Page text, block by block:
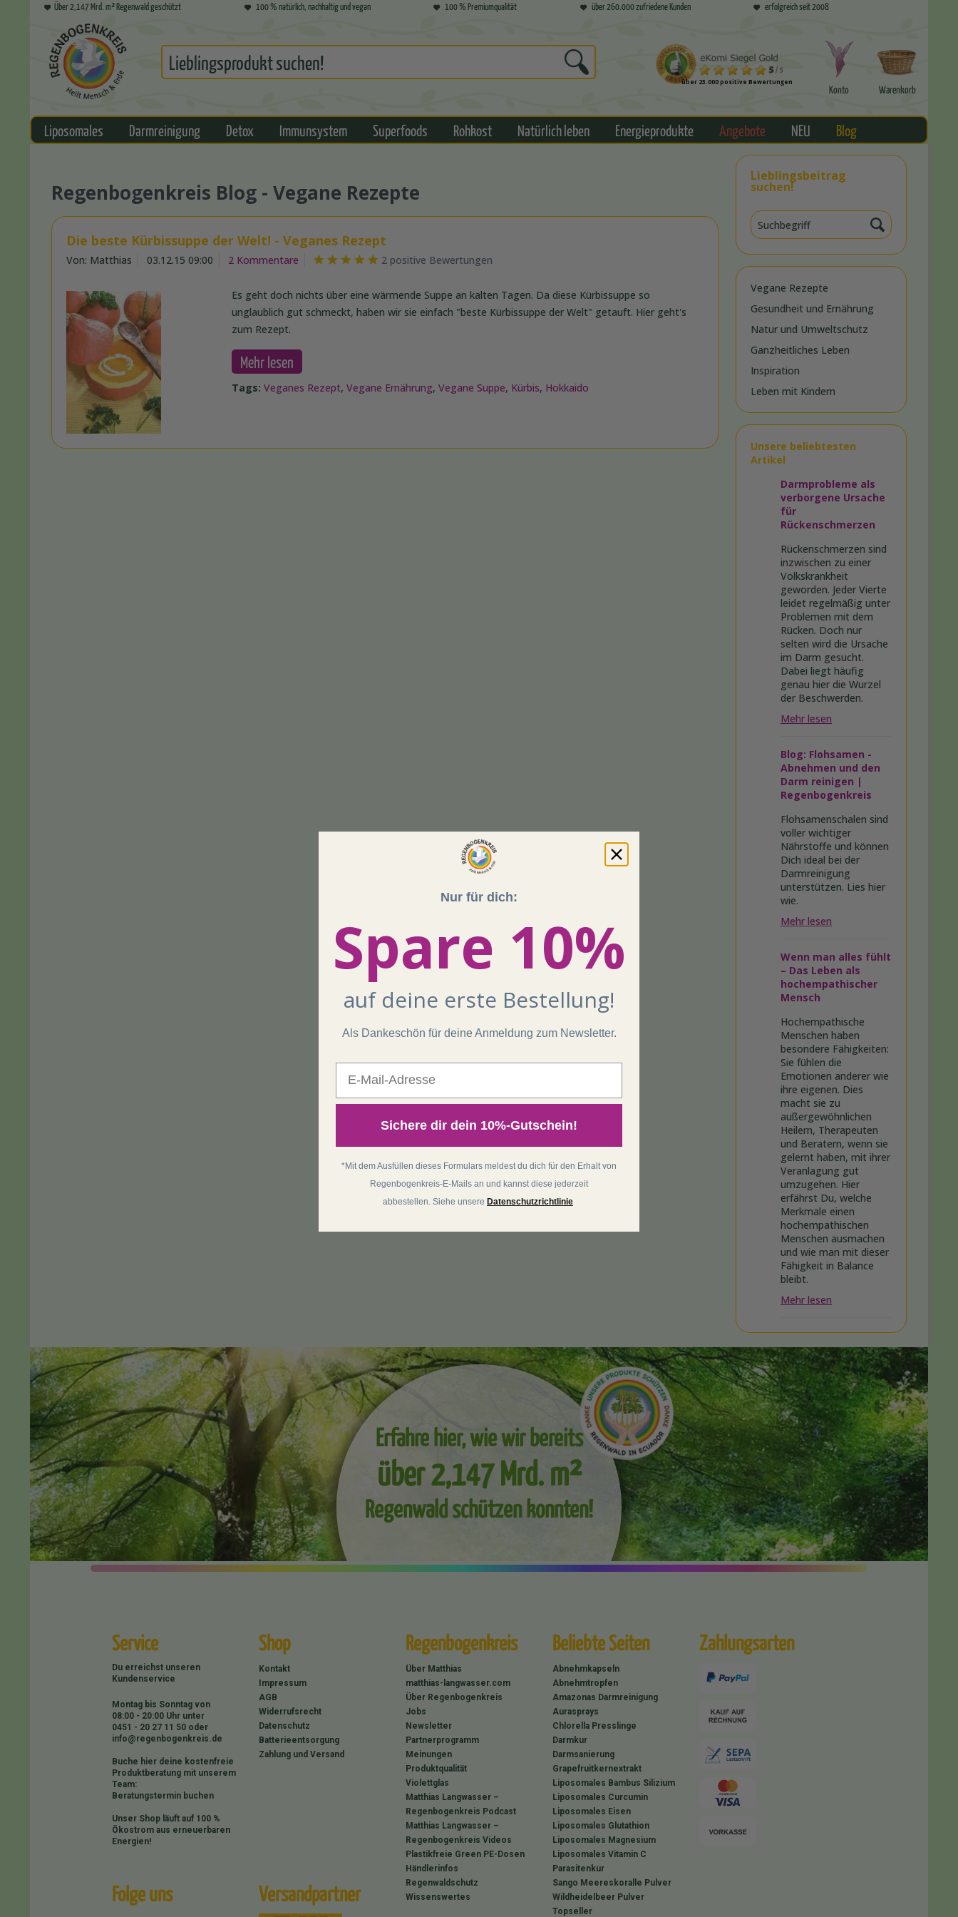
Über 2,147 Mrd. m² Regenwald geschützt 100 % natürlich, nachhaltig und vegan 100 % Premiumqualität über 260.000 zufriedene Kunden erfolgreich seit 2008
über 23.000 positive Bewertungen
Konto Warenkorb
Liposomales Darmreinigung Detox Immunsystem Superfoods Rohkost Natürlich leben Energieprodukte Angebote NEU Blog
Lieblingsbeitrag
suchen!
Vegane Rezepte
Gesundheit und Ernährung
Natur und Umweltschutz
Ganzheitliches Leben
Inspiration
Leben mit Kindern
Unsere beliebtesten
Artikel
Darmprobleme als
verborgene Ursache
für
Rückenschmerzen
Rückenschmerzen sind
inzwischen zu einer
Volkskrankheit
geworden. Jeder Vierte
leidet regelmäßig unter
Problemen mit dem
Rücken. Doch nur
selten wird die Ursache
im Darm gesucht.
Dabei liegt häufig
genau hier die Wurzel
der Beschwerden.
Mehr lesen
Blog: Flohsamen -
Abnehmen und den
Darm reinigen |
Regenbogenkreis
Flohsamenschalen sind
voller wichtiger
Nährstoffe und können
Dich ideal bei der
Darmreinigung
unterstützen. Lies hier
wie.
Mehr lesen
Wenn man alles fühlt
– Das Leben als
hochempathischer
Mensch
Hochempathische
Menschen haben
besondere Fähigkeiten:
Sie fühlen die
Emotionen anderer wie
ihre eigenen. Dies
macht sie zu
außergewöhnlichen
Heilern, Therapeuten
und Beratern, wenn sie
gelernt haben, mit ihrer
Veranlagung gut
umzugehen. Hier
erfährst Du, welche
Merkmale einen
hochempathischen
Menschen ausmachen
und wie man mit dieser
Fähigkeit in Balance
bleibt.
Mehr lesen
Regenbogenkreis Blog - Vegane Rezepte
Die beste Kürbissuppe der Welt! - Veganes Rezept
Von: Matthias 03.12.15 09:00 2 Kommentare 2 positive Bewertungen
Es geht doch nichts über eine wärmende Suppe an kalten Tagen. Da diese Kürbissuppe so
unglaublich gut schmeckt, haben wir sie einfach "beste Kürbissuppe der Welt" getauft. Hier geht's
zum Rezept.
Mehr lesen
Tags: Veganes Rezept,Vegane Ernährung,Vegane Suppe, Kürbis, Hokkaido
Erfahre hier, wie wir bereits
über 2,147 Mrd. m²
Regenwald schützen konnten!
Service
Du erreichst unseren
Kundenservice
Montag bis Sonntag von
08:00 - 20:00 Uhr unter
0451 - 20 27 11 50 oder
info@regenbogenkreis.de
Buche hier deine kostenfreie
Produktberatung mit unserem
Team:
Beratungstermin buchen
Unser Shop läuft auf 100 %
Ökostrom aus erneuerbaren
Energien!
Shop
Kontakt
Impressum
AGB
Widerrufsrecht
Datenschutz
Batterieentsorgung
Zahlung und Versand
Regenbogenkreis
Über Matthias
matthias-langwasser.com
Über Regenbogenkreis
Jobs
Newsletter
Partnerprogramm
Meinungen
Produktqualität
Violettglas
Matthias Langwasser –
Regenbogenkreis Podcast
Matthias Langwasser –
Regenbogenkreis Videos
Plastikfreie Green PE-Dosen
Händlerinfos
Regenwaldschutz
Wissenswertes
Beliebte Seiten
Abnehmkapseln
Abnehmtropfen
Amazonas Darmreinigung
Aurasprays
Chlorella Presslinge
Darmkur
Darmsanierung
Grapefruitkernextrakt
Liposomales Bambus Silizium
Liposomales Curcumin
Liposomales Eisen
Liposomales Glutathion
Liposomales Magnesium
Liposomales Vitamin C
Parasitenkur
Sango Meereskoralle Pulver
Wildheidelbeer Pulver
Topseller
Zahlungsarten
Folge uns Versandpartner
Nur für dich:
Spare 10%
auf deine erste Bestellung!
Als Dankeschön für deine Anmeldung zum Newsletter.
Sichere dir dein 10%-Gutschein!
*Mit dem Ausfüllen dieses Formulars meldest du dich für den Erhalt von
Regenbogenkreis-E-Mails an und kannst diese jederzeit
abbestellen. Siehe unsere Datenschutzrichtlinie